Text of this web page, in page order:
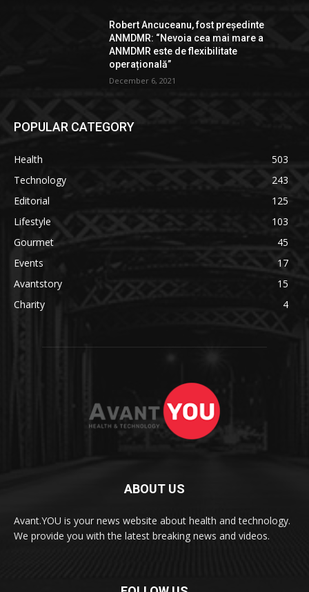
Robert Ancuceanu, fost președinte
ANMDMR: “Nevoia cea mai mare a
ANMDMR este de flexibilitate
operațională”
December 6, 2021
POPULAR CATEGORY
Health
503
Technology
243
Editorial
125
Lifestyle
103
Gourmet
45
Events
17
Avantstory
15
Charity
4
ABOUT US
Avant.YOU is your news website about health and technology.
We provide you with the latest breaking news and videos.